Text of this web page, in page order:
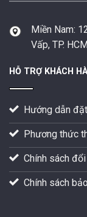
Miền Nam:
Vấp, TP.
HỖ TRỢ KHÁCH
Hướng dẫn
Phương thức
Chính sách
Chính sách